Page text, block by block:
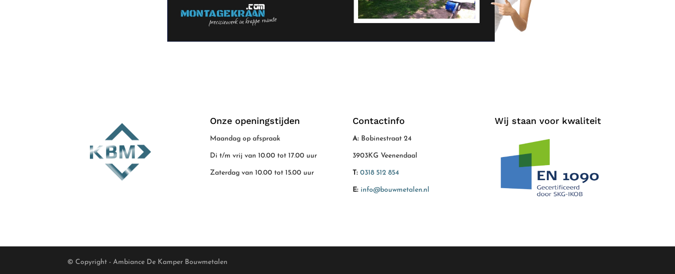
Onze openingstijden
Maandag op afspraak
Di t/m vrij van 10.00 tot 17.00 uur
Zaterdag van 10.00 tot 15.00 uur
Contactinfo
A: Bobinestraat 24
3903KG Veenendaal
T: 0318 512 854
E: info@bouwmetalen.nl
Wij staan voor kwaliteit
© Copyright - Ambiance De Kamper Bouwmetalen